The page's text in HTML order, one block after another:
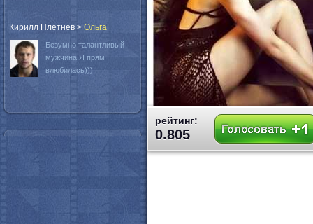
рейтинг:
0.805
Кирилл Плетнев > Oльга
Безумно талантливый
мужчина.Я прям
влюбилась)))